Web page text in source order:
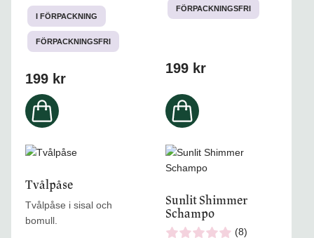
199 kr
på
produktsidan
I FÖRPACKNING
FÖRPACKNINGSFRI
199 kr
FÖRPACKNINGSFRI
Tvålpåse
Tvålpåse i sisal och
bomull.
Sunlit Shimmer
Schampo
(8)
Den
här
har
flera
varianter.